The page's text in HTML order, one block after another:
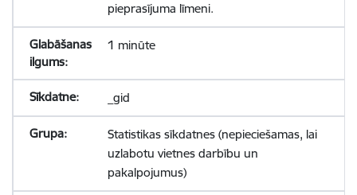
pieprasījuma līmeni.
1 minūte
_gid
Statistikas sīkdatnes (nepieciešamas, lai
uzlabotu vietnes darbību un
pakalpojumus)